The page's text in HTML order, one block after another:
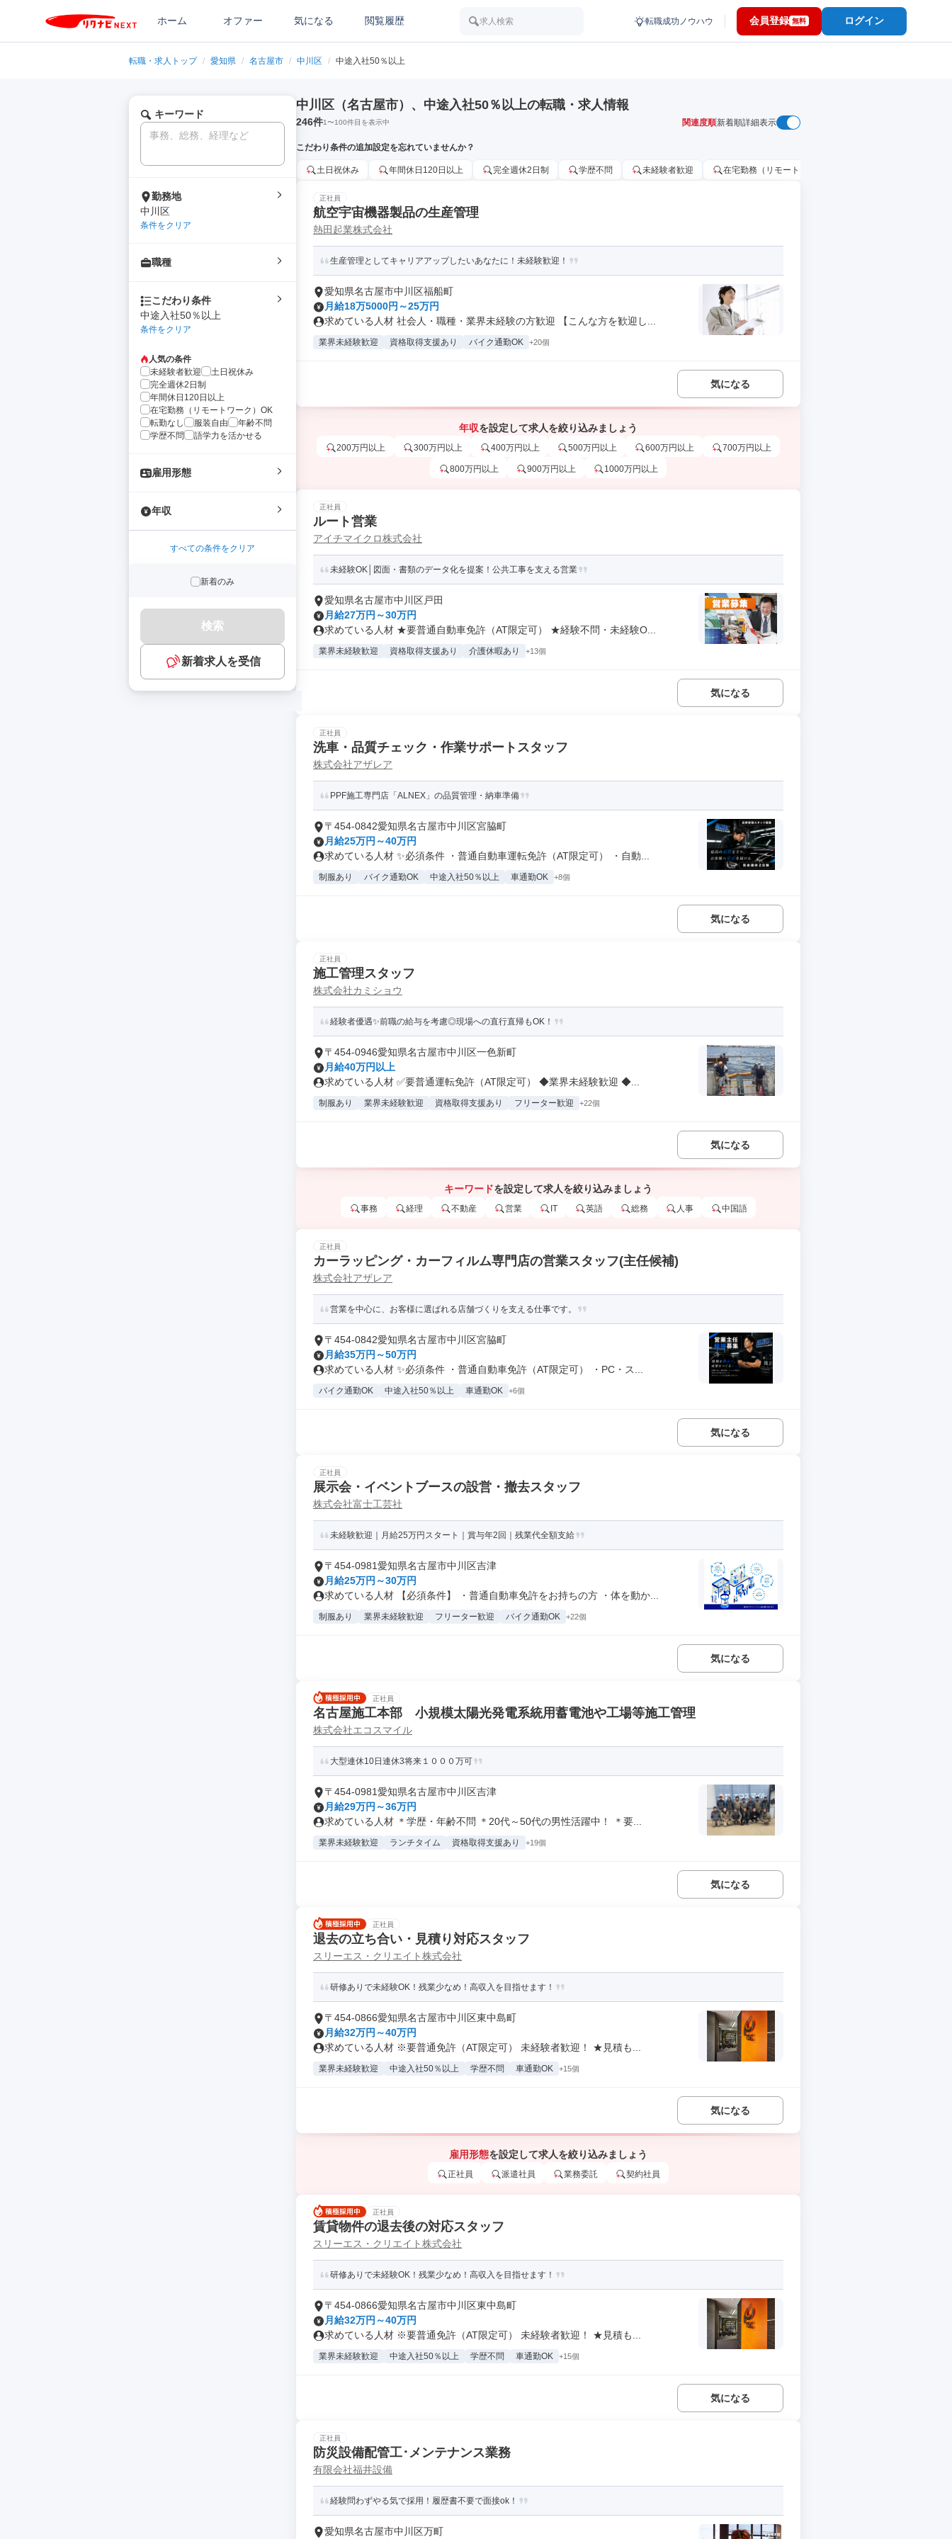
ホーム オファー 気になる 閲覧履歴 求人検索 転職成功ノウハウ 会員登録 無料 ログイン
転職・求人トップ / 愛知県 / 名古屋市 / 中川区 / 中途入社50％以上
キーワード
勤務地
中川区
条件をクリア
職種
こだわり条件
中途入社50％以上
条件をクリア
人気の条件
未経験者歓迎
土日祝休み
完全週休2日制
年間休日120日以上
在宅勤務（リモートワーク）OK
転勤なし
服装自由
年齢不問
学歴不問
語学力を活かせる
雇用形態
年収
すべての条件をクリア
新着のみ
検索
新着求人を受信
中川区（名古屋市）、中途入社50％以上の転職・求人情報
246件1〜100件目を表示中 関連度順新着順詳細表示
こだわり条件の追加設定を忘れていませんか？
土日祝休み 年間休日120日以上 完全週休2日制 学歴不問 未経験者歓迎 在宅勤務（リモートワーク）OK
正社員
航空宇宙機器製品の生産管理
熱田起業株式会社
生産管理としてキャリアアップしたいあなたに！未経験歓迎！
愛知県名古屋市中川区福船町
月給18万5000円～25万円
求めている人材 社会人・職種・業界未経験の方歓迎 【こんな方を歓迎し...
業界未経験歓迎 資格取得支援あり バイク通勤OK +20個
気になる
年収を設定して求人を絞り込みましょう
200万円以上 300万円以上 400万円以上 500万円以上 600万円以上 700万円以上
800万円以上 900万円以上 1000万円以上
正社員
ルート営業
アイチマイクロ株式会社
未経験OK│図面・書類のデータ化を提案！公共工事を支える営業
愛知県名古屋市中川区戸田
月給27万円～30万円
求めている人材 ★要普通自動車免許（AT限定可） ★経験不問・未経験O...
業界未経験歓迎 資格取得支援あり 介護休暇あり +13個
気になる
正社員
洗車・品質チェック・作業サポートスタッフ
株式会社アザレア
PPF施工専門店「ALNEX」の品質管理・納車準備
〒454-0842愛知県名古屋市中川区宮脇町
月給25万円～40万円
求めている人材 ✨必須条件 ・普通自動車運転免許（AT限定可） ・自動...
制服あり バイク通勤OK 中途入社50％以上 車通勤OK +8個
気になる
正社員
施工管理スタッフ
株式会社カミショウ
経験者優遇✨前職の給与を考慮◎現場への直行直帰もOK！
〒454-0946愛知県名古屋市中川区一色新町
月給40万円以上
求めている人材 ✅要普通運転免許（AT限定可） ◆業界未経験歓迎 ◆...
制服あり 業界未経験歓迎 資格取得支援あり フリーター歓迎 +22個
気になる
キーワードを設定して求人を絞り込みましょう
事務 経理 不動産 営業 IT 英語 総務 人事 中国語
正社員
カーラッピング・カーフィルム専門店の営業スタッフ(主任候補)
株式会社アザレア
営業を中心に、お客様に選ばれる店舗づくりを支える仕事です。
〒454-0842愛知県名古屋市中川区宮脇町
月給35万円～50万円
求めている人材 ✨必須条件 ・普通自動車免許（AT限定可） ・PC・ス...
バイク通勤OK 中途入社50％以上 車通勤OK +6個
気になる
正社員
展示会・イベントブースの設営・撤去スタッフ
株式会社富士工芸社
未経験歓迎｜月給25万円スタート｜賞与年2回｜残業代全額支給
〒454-0981愛知県名古屋市中川区吉津
月給25万円～30万円
求めている人材 【必須条件】 ・普通自動車免許をお持ちの方 ・体を動か...
制服あり 業界未経験歓迎 フリーター歓迎 バイク通勤OK +22個
気になる
正社員
名古屋施工本部 小規模太陽光発電系統用蓄電池や工場等施工管理
株式会社エコスマイル
大型連休10日連休3将来１０００万可
〒454-0981愛知県名古屋市中川区吉津
月給29万円～36万円
求めている人材 ＊学歴・年齢不問 ＊20代～50代の男性活躍中！ ＊要...
業界未経験歓迎 ランチタイム 資格取得支援あり +19個
気になる
正社員
退去の立ち合い・見積り対応スタッフ
スリーエス・クリエイト株式会社
研修ありで未経験OK！残業少なめ！高収入を目指せます！
〒454-0866愛知県名古屋市中川区東中島町
月給32万円～40万円
求めている人材 ※要普通免許（AT限定可） 未経験者歓迎！ ★見積も...
業界未経験歓迎 中途入社50％以上 学歴不問 車通勤OK +15個
気になる
雇用形態を設定して求人を絞り込みましょう
正社員 派遣社員 業務委託 契約社員
正社員
賃貸物件の退去後の対応スタッフ
スリーエス・クリエイト株式会社
研修ありで未経験OK！残業少なめ！高収入を目指せます！
〒454-0866愛知県名古屋市中川区東中島町
月給32万円～40万円
求めている人材 ※要普通免許（AT限定可） 未経験者歓迎！ ★見積も...
業界未経験歓迎 中途入社50％以上 学歴不問 車通勤OK +15個
気になる
正社員
防災設備配管工･メンテナンス業務
有限会社福井設備
経験問わずやる気で採用！履歴書不要で面接ok！
愛知県名古屋市中川区万町